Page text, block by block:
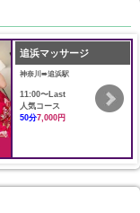
追浜マッサージ
神奈川➠追浜駅
11:00〜Last
人気コース
50分7,000円